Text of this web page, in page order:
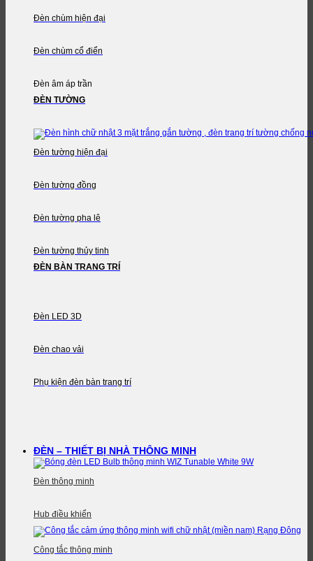
Đèn chùm hiện đại
Đèn chùm cổ điển
Đèn âm áp trần
ĐÈN TƯỜNG
Đèn tường hiện đại
Đèn tường đồng
Đèn tường pha lê
Đèn tường thủy tinh
ĐÈN BÀN TRANG TRÍ
Đèn LED 3D
Đèn chao vải
Phụ kiện đèn bàn trang trí
ĐÈN – THIẾT BỊ NHÀ THÔNG MINH
Đèn thông minh
Hub điều khiển
Công tắc thông minh